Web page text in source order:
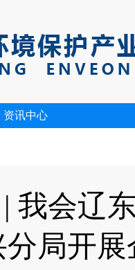
资讯中心
我会辽
局开